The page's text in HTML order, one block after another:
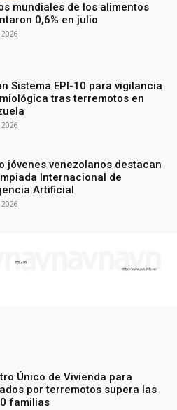
mundiales de los alimentos
0,6% en julio
2026
Sistema EPI-10 para vigilancia
tras terremotos en
2026
jóvenes venezolanos destacan
Internacional de
Artificial
2026
Único de Vivienda para
por terremotos supera las
familias